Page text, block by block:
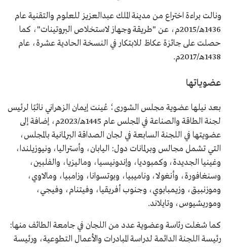
ونالت براءة اختراع من مدينة الملك عبدالعزيز للعلوم والتقنية عام
1436هـ/2015م، عن "طريقة وجهاز لاستخلاص البروتينات"، كما
حصلت على جائزة عكاظ للابتكار في النسخة الحادية عشرة، عام
1438هـ/2017م.
عضوياتها
بعد نيلها عضوية مجلس الشورى؛ عُينت إيمان الزهراني نائبًا لرئيس
لجنة الطاقة والصناعة في المجلس عام 1445هـ/2023م، إضافة إلى
عضويتها في اللجنة السابعة في لجان الصداقة البرلمانية بالمجلس،
التي تشمل مجالس وبرلمانات دول: اليابان، وأستراليا، ونيوزيلندا،
وغينيا الجديدة، وكمبوديا، وإندونيسيا، وماليزيا، والفلبين،
وسنغافورة، وأنغولا، وناميبيا، وبوتسوانا، وزامبيا، ومالاوي،
وموزنبيق، وزيمبابوي، وجنوب أفريقيا، وفيتنام، وفيجي،
وموريشيوس، وتايلاند.
كما شغلت رئاسة وعضوية عدد من اللجان في جامعة الطائف منها:
رئيسة اللجنة الدائمة لدراسة المبادرات والأعمال التطوعية، ورئيسة